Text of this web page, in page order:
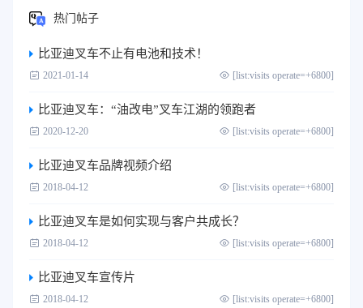
热门帖子
比亚迪叉车不止有电池和技术！
2021-01-14 [list:visits operate=+6800]
比亚迪叉车：“油改电”叉车江湖的领跑者
2020-12-20 [list:visits operate=+6800]
比亚迪叉车品牌视频介绍
2018-04-12 [list:visits operate=+6800]
比亚迪叉车是如何实现与客户共成长？
2018-04-12 [list:visits operate=+6800]
比亚迪叉车宣传片
2018-04-12 [list:visits operate=+6800]